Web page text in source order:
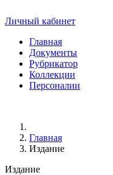
Личный кабинет
Главная
Документы
Рубрикатор
Коллекции
Персоналии
Главная
Издание
Издание